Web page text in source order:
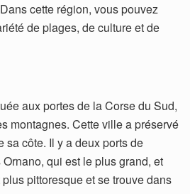
cette région, vous pouvez
de plages, de culture et de
aux portes de la Corse du Sud,
montagnes. Cette ville a préservé
sa côte. Il y a deux ports de
qui est le plus grand, et
pittoresque et se trouve dans